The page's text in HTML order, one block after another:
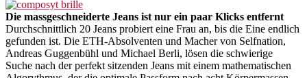
Die massgeschneiderte Jeans ist nur ein paar Klicks entfernt
Durchschnittlich 20 Jeans probiert eine Frau an, bis die Eine endlich
gefunden ist. Die ETH-Absolventen und Macher von Selfnation,
Andreas Guggenbühl und Michael Berli, lösen die schwierige
Suche nach der perfekt sitzenden Jeans mit einem mathematischen